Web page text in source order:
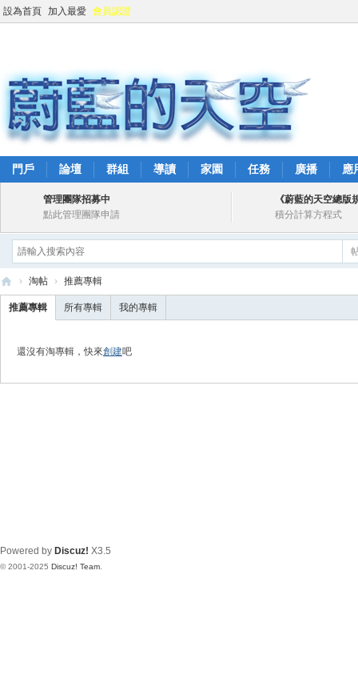
設為首頁 加入最愛 會員認證
門戶 論壇 群組 導讀 家園 任務 廣播 應
管理團隊招募中
點此管理團隊申請
《蔚藍的天空總版
積分計算方程式
蔚
› 淘帖 › 推薦專輯
推薦專輯 所有專輯 我的專輯
還沒有淘專輯，快來創建吧
Powered by Discuz! X3.5
© 2001-2025 Discuz! Team